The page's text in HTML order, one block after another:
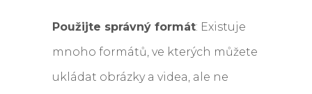
Použijte správný formát: Existuje
mnoho formátů, ve kterých můžete
ukládat obrázky a videa, ale ne